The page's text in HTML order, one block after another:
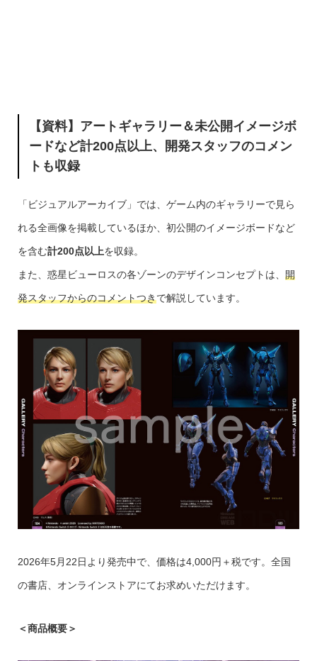
【資料】アートギャラリー＆未公開イメージボ
ードなど計200点以上、開発スタッフのコメン
トも収録
「ビジュアルアーカイブ」では、ゲーム内のギャラリーで見ら
れる全画像を掲載しているほか、初公開のイメージボードなど
を含む計200点以上を収録。
また、惑星ビューロスの各ゾーンのデザインコンセプトは、 開
発スタッフからのコメントつきで解説しています。
2026年5月22日より発売中で、価格は4,000円＋税です。全国
の書店、オンラインストアにてお求めいただけます。
＜商品概要＞